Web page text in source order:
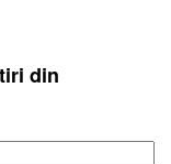
din